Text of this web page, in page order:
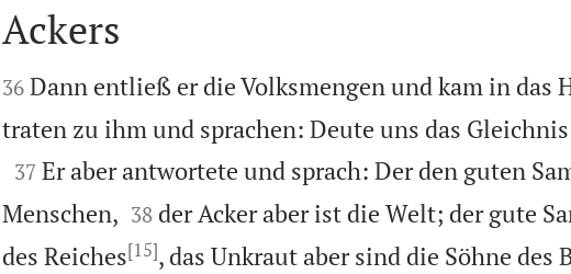

Ackers

36 Dann entließ er die Volksmengen und kam in das
traten zu ihm und sprachen: Deute uns das

37 Er aber antwortete und sprach: Der den guten
Menschen,
38 der Acker aber ist die Welt; der gute
des Reiches[15], das Unkraut aber sind die Söhne des